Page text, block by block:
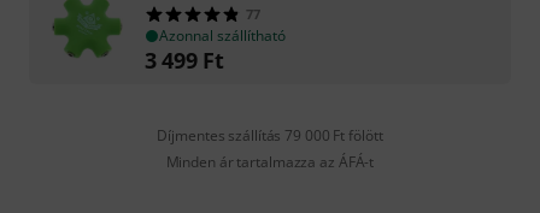
77
Azonnal szállítható
3 499 Ft
Díjmentes szállítás 79 000 Ft fölött
Minden ár tartalmazza az ÁFÁ-t